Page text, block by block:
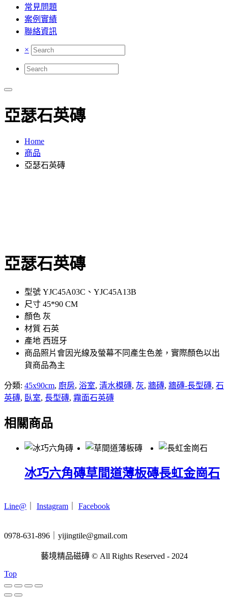
常見問題
案例實績
聯絡資訊
×
亞瑟石英磚
Home
商品
亞瑟石英磚
亞瑟石英磚
型號 YJC45A03C、YJC45A13B
尺寸 45*90 CM
顏色 灰
材質 石英
產地 西班牙
商品照片會因光線及螢幕不同產生色差，實際顏色以出
貨商品為主
分類: 45x90cm, 廚房, 浴室, 清水模磚, 灰, 牆磚, 牆磚-長型磚, 石
英磚, 臥室, 長型磚, 霧面石英磚
相關商品
冰巧六角磚草間道薄板磚長虹金崗石
Line@ Instagram Facebook
0978-631-896｜yijingtile@gmail.com
藝境精品磁磚 © All Rights Reserved - 2024
Top